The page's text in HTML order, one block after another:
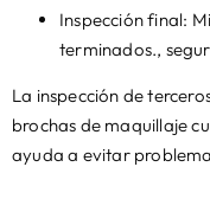
Inspección final:
terminados.,
La inspección de
brochas de maquillaje
ayuda a evitar